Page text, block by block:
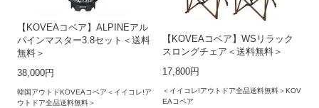
【KOVEAコベア】ALPINEアル
パインマスター3.8セット＜送料
無料＞
38,000円
韓国アウトドKOVEAコベア＜イイコレ!ア
ウトドア全品送料無料＞
【KOVEAコベア】WSリラック
スロングチェア＜送料無料＞
17,800円
＜イイコレ!アウトドア全品送料無料＞KOV
EAコベア